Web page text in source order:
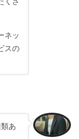
くさ
ネッ
スの
あ